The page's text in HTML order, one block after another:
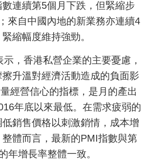
數連續第5個月下跌，但緊縮步
來自中國內地的新業務亦連續4
縮幅度維持強勁。
，香港私營企業的主要憂慮，
升溫對經濟活動造成的負面影
經營信心的指標，是月的產出
年底以來最低。在需求疲弱的
銷售價格以刺激銷情，成本增
體而言，最新的PMI指數與第
年增長率整體一致。